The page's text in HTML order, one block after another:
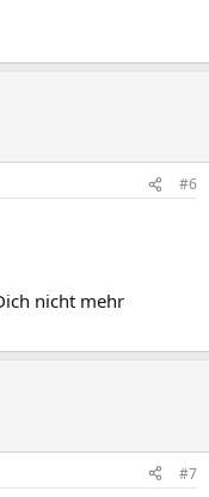
#6
nicht mehr
#7